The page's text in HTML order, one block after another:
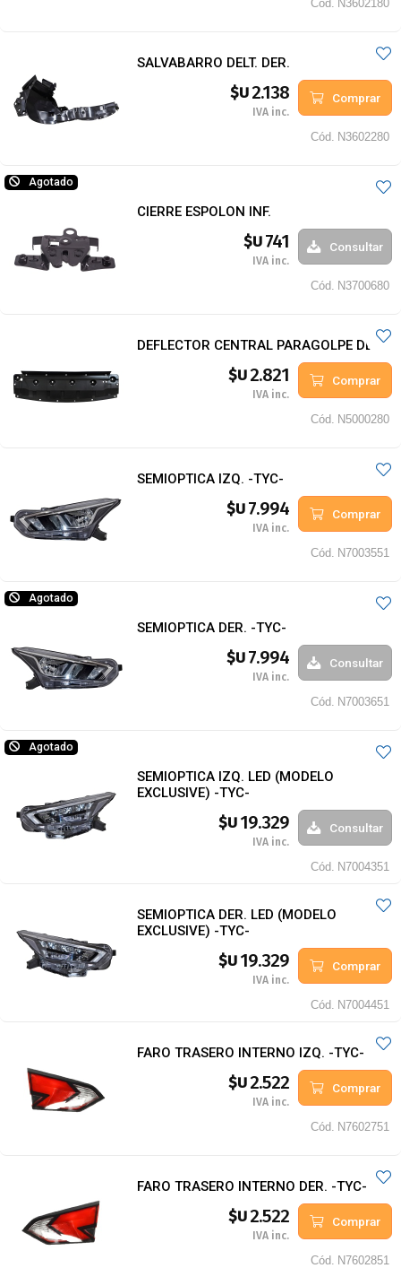
Cód. N3602180
SALVABARRO DELT. DER.
$U2.138
IVA inc.
Comprar
Cód. N3602280
Agotado
CIERRE ESPOLON INF.
$U741
IVA inc.
Consultar
Cód. N3700680
DEFLECTOR CENTRAL PARAGOLPE DELT.
$U2.821
IVA inc.
Comprar
Cód. N5000280
SEMIOPTICA IZQ. -TYC-
$U7.994
IVA inc.
Comprar
Cód. N7003551
Agotado
SEMIOPTICA DER. -TYC-
$U7.994
IVA inc.
Consultar
Cód. N7003651
Agotado
SEMIOPTICA IZQ. LED (MODELO
EXCLUSIVE) -TYC-
$U19.329
IVA inc.
Consultar
Cód. N7004351
SEMIOPTICA DER. LED (MODELO
EXCLUSIVE) -TYC-
$U19.329
IVA inc.
Comprar
Cód. N7004451
FARO TRASERO INTERNO IZQ. -TYC-
$U2.522
IVA inc.
Comprar
Cód. N7602751
FARO TRASERO INTERNO DER. -TYC-
$U2.522
IVA inc.
Comprar
Cód. N7602851